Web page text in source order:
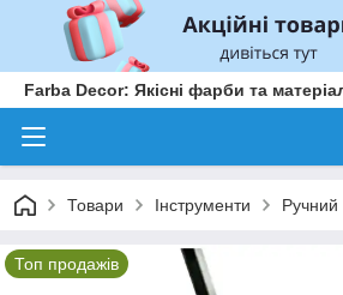
Farba Decor: Якісні фарби та
Товари Інструменти Ручний
Топ продажів